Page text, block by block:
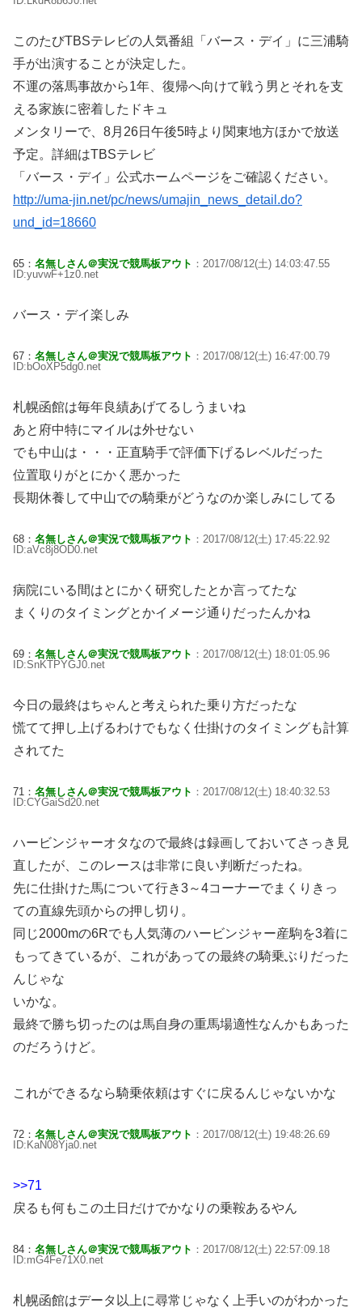
このたびTBSテレビの人気番組「バース・デイ」に三浦騎
手が出演することが決定した。
不運の落馬事故から1年、復帰へ向けて戦う男とそれを支
える家族に密着したドキュ
メンタリーで、8月26日午後5時より関東地方ほかで放送
予定。詳細はTBSテレビ
「バース・デイ」公式ホームページをご確認ください。
http://uma-jin.net/pc/news/umajin_news_detail.do?
und_id=18660
65： 名無しさん＠実況で競馬板アウト ：2017/08/12(土) 14:03:47.55
ID:yuvwF+1z0.net
バース・デイ楽しみ
67： 名無しさん＠実況で競馬板アウト ：2017/08/12(土) 16:47:00.79
ID:bOoXP5dg0.net
札幌函館は毎年良績あげてるしうまいね
あと府中特にマイルは外せない
でも中山は・・・正直騎手で評価下げるレベルだった
位置取りがとにかく悪かった
長期休養して中山での騎乗がどうなのか楽しみにしてる
68： 名無しさん＠実況で競馬板アウト ：2017/08/12(土) 17:45:22.92
ID:aVc8j8OD0.net
病院にいる間はとにかく研究したとか言ってたな
まくりのタイミングとかイメージ通りだったんかね
69： 名無しさん＠実況で競馬板アウト ：2017/08/12(土) 18:01:05.96
ID:SnKTPYGJ0.net
今日の最終はちゃんと考えられた乗り方だったな
慌てて押し上げるわけでもなく仕掛けのタイミングも計算
されてた
71： 名無しさん＠実況で競馬板アウト ：2017/08/12(土) 18:40:32.53
ID:CYGaiSd20.net
ハービンジャーオタなので最終は録画しておいてさっき見
直したが、このレースは非常に良い判断だったね。
先に仕掛けた馬について行き3～4コーナーでまくりきっ
ての直線先頭からの押し切り。
同じ2000mの6Rでも人気薄のハービンジャー産駒を3着に
もってきているが、これがあっての最終の騎乗ぶりだった
んじゃな
いかな。
最終で勝ち切ったのは馬自身の重馬場適性なんかもあった
のだろうけど。
これができるなら騎乗依頼はすぐに戻るんじゃないかな
72： 名無しさん＠実況で競馬板アウト ：2017/08/12(土) 19:48:26.69
ID:KaN08Yja0.net
>>71
戻るも何もこの土日だけでかなりの乗鞍あるやん
84： 名無しさん＠実況で競馬板アウト ：2017/08/12(土) 22:57:09.18
ID:mG4Fe71X0.net
札幌函館はデータ以上に尋常じゃなく上手いのがわかった